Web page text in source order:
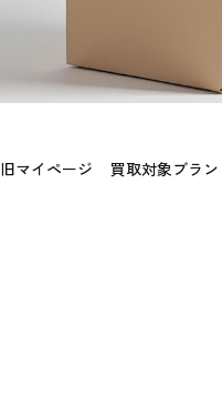
旧マイページ 買取対象ブラ